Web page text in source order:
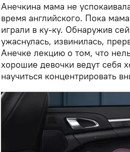
Анечкина мама не
время английского. Пока
играли в ку-ку. Обнаружив
ужаснулась, извинилась,
Анечке лекцию о том, что
хорошие девочки ведут себя
научиться концентрировать